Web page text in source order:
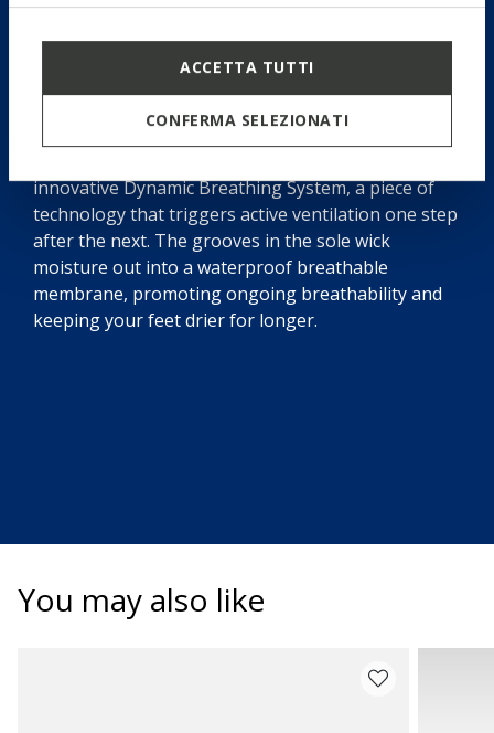
ACCETTA TUTTI
CONFERMA SELEZIONATI
Dynamic Breathing System
Blue Touch is not just a sleek sneaker with a retro
innovative Dynamic Breathing System, a piece of
technology that triggers active ventilation one step
after the next. The grooves in the sole wick
moisture out into a waterproof breathable
membrane, promoting ongoing breathability and
keeping your feet drier for longer.
You may also like